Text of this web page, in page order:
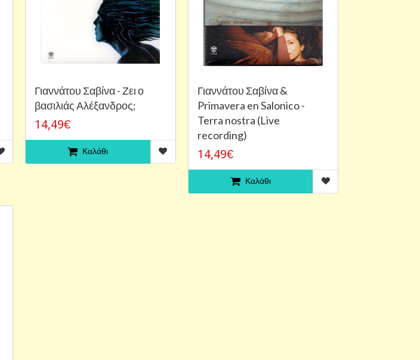
Γιαννάτου Σαβίνα - Ζει ο
βασιλιάς Αλέξανδρος;
14,49€
Καλάθι
Γιαννάτου Σαβίνα &
Primavera en Salonico -
Terra nostra (Live
recording)
14,49€
Καλάθι